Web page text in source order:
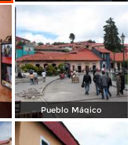
Pueblo Mágico